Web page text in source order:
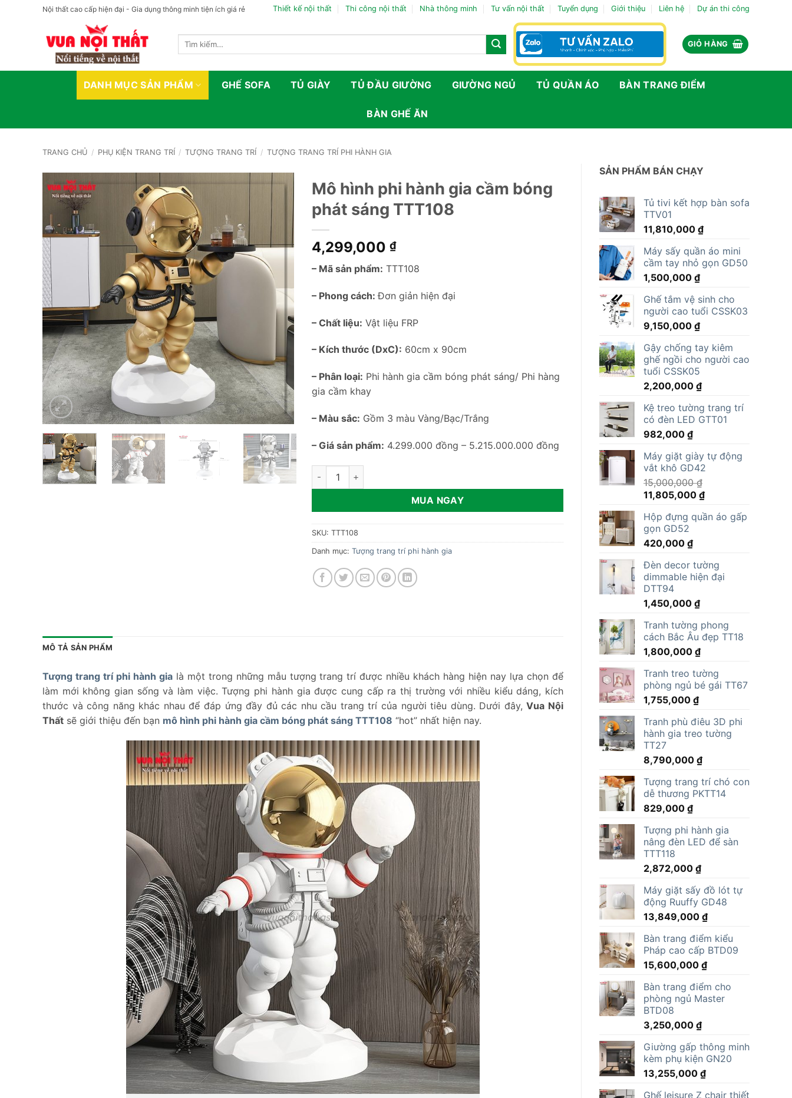
Nội thất cao cấp hiện đại - Gia dụng thông minh tiện ích giá rẻ Thiết kế nội thất Thi công nội thất Nhà thông minh Tư vấn nội thất Tuyển dụng Giới thiệu Liên hệ Dự án thi công
Tìm
GIỎ HÀNG
DANH MỤC SẢN PHẨM GHẾ SOFA TỦ GIÀY TỦ ĐẦU GIƯỜNG GIƯỜNG NGỦ TỦ QUẦN ÁO BÀN TRANG ĐIỂM
BÀN GHẾ ĂN
TRANG CHỦ / PHỤ KIỆN TRANG TRÍ / TƯỢNG TRANG TRÍ / TƯỢNG TRANG TRÍ PHI HÀNH GIA
SẢN PHẨM BÁN CHẠY
Tủ tivi kết hợp bàn sofa
TTV01
11,810,000 ₫
Máy sấy quần áo mini
cầm tay nhỏ gọn GD50
1,500,000 ₫
Ghế tắm vệ sinh cho
người cao tuổi CSSK03
9,150,000 ₫
Gậy chống tay kiêm
ghế ngồi cho người cao
tuổi CSSK05
2,200,000 ₫
Kệ treo tường trang trí
có đèn LED GTT01
982,000 ₫
Máy giặt giày tự động
vắt khô GD42
15,000,000₫
Giá
là:
15,000,000 ₫.
11,805,000 ₫Giá
tại
Hộp đựng quần áo gấp
gọn GD52
420,000 ₫
Đèn decor tường
dimmable hiện đại
DTT94
1,450,000 ₫
Tranh tường phong
cách Bắc Âu đẹp TT18
1,800,000 ₫
Tranh treo tường
phòng ngủ bé gái TT67
1,755,000 ₫
Tranh phù điêu 3D phi
hành gia treo tường
TT27
8,790,000 ₫
Tượng trang trí chó con
dễ thương PKTT14
829,000 ₫
Tượng phi hành gia
nâng đèn LED để sàn
TTT118
2,872,000 ₫
Máy giặt sấy đồ lót tự
động Ruuffy GD48
13,849,000 ₫
Bàn trang điểm kiểu
Pháp cao cấp BTD09
15,600,000 ₫
Bàn trang điểm cho
phòng ngủ Master
BTD08
3,250,000 ₫
Giường gấp thông minh
kèm phụ kiện GN20
13,255,000 ₫
Ghế leisure Z chair thiết
Mô hình phi hành gia cầm bóng
phát sáng TTT108
4,299,000 ₫
– Mã sản phẩm: TTT108
– Phong cách:Đơn giản hiện đại
– Chất liệu: Vật liệu FRP
– Kích thước (DxC): 60cm x 90cm
– Phân loại: Phi hành gia cầm bóng phát sáng/ Phi hàng
gia cầm khay
– Màu sắc: Gồm 3 màu Vàng/Bạc/Trắng
– Giá sản phẩm: 4.299.000 đồng – 5.215.000.000 đồng
Mô hình phi hành gia cầm bóng phát sáng TTT108 số lượng
MUA NGAY
SKU: TTT108
Danh mục: Tượng trang trí phi hành gia
MÔ TẢ SẢN PHẨM
Tượng trang trí phi hành gialà một trong những mẫu tượng trang trí được nhiều khách hàng hiện nay lựa chọn để
làm mới không gian sống và làm việc. Tượng phi hành gia được cung cấp ra thị trường với nhiều kiểu dáng, kích
thước và công năng khác nhau để đáp ứng đầy đủ các nhu cầu trang trí của người tiêu dùng. Dưới đây,Vua Nội
Thất sẽ giới thiệu đến bạn mô hình phi hành gia cầm bóng phát sáng TTT108 “hot” nhất hiện nay.